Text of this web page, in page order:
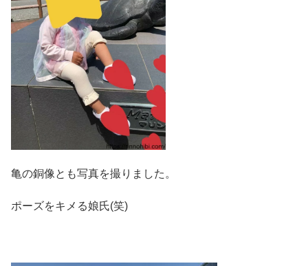
亀の銅像とも写真を撮りました。
ポーズをキメる娘氏(笑)